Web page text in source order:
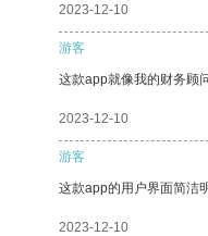
2023-12-10
游客
这款app就像我的财务顾
2023-12-10
游客
这款app的用户界面简洁
2023-12-10